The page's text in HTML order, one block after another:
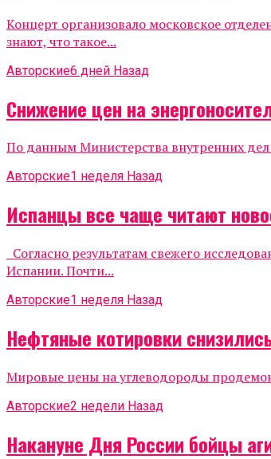
Концерт организовало московское
знают, что такое...
Авторские6 дней Назад
Снижение цен на
По данным Министерства внутренних
Авторские1 неделя Назад
Испанцы все чаще читают
Согласно результатам свежего
Испании. Почти...
Авторские1 неделя Назад
Нефтяные котировки
Мировые цены на углеводороды
Авторские2 недели Назад
Накануне Дня России бойцы